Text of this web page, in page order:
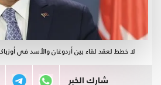
لا خطط لعقد لقاء بين أردوغان والأسد في
شارك الخبر